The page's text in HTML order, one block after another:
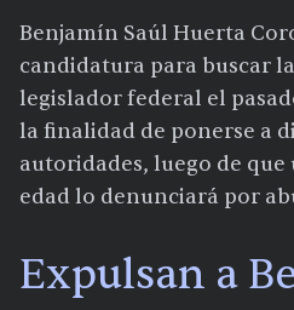
Benjamín Saúl Huerta
candidatura para buscar
legislador federal el
la finalidad de ponerse a
autoridades, luego de que
edad lo denunciará por
Expulsan a